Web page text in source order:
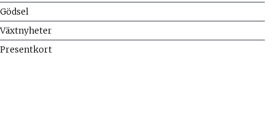
Gödsel
Växtnyheter
Presentkort